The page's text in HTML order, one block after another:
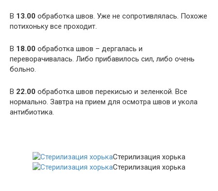
В 13.00 обработка швов. Уже не сопротивлялась. Похоже
потихоньку все проходит.
В 18.00 обработка швов – дергалась и
переворачивалась. Либо прибавилось сил, либо очень
больно.
В 22.00 обработка швов перекисью и зеленкой. Все
нормально. Завтра на прием для осмотра швов и укола
антибиотика.
Стерилизация хорька
Стерилизация хорька